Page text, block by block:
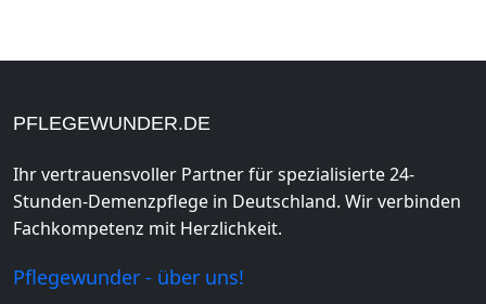
PFLEGEWUNDER.DE
Ihr vertrauensvoller Partner für spezialisierte 24-
Stunden-Demenzpflege in Deutschland. Wir verbinden
Fachkompetenz mit Herzlichkeit.
Pflegewunder - über uns!